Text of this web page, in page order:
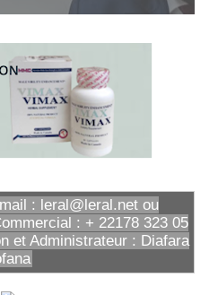
: leral@leral.net ou
: + 22178 323 05
et Administrateur : Diafara